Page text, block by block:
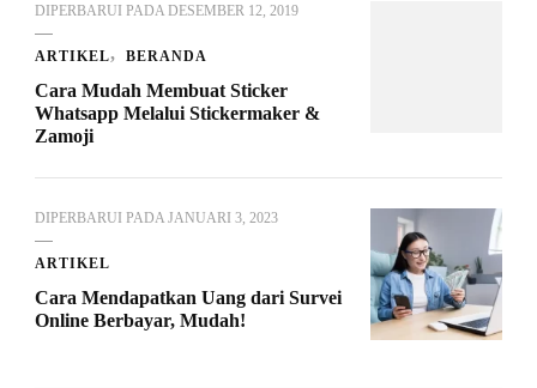
DIPERBARUI PADA DESEMBER 12, 2019
ARTIKEL BERANDA
Cara Mudah Membuat Sticker
Whatsapp Melalui Stickermaker &
Zamoji
DIPERBARUI PADA JANUARI 3, 2023
ARTIKEL
Cara Mendapatkan Uang dari Survei
Online Berbayar, Mudah!